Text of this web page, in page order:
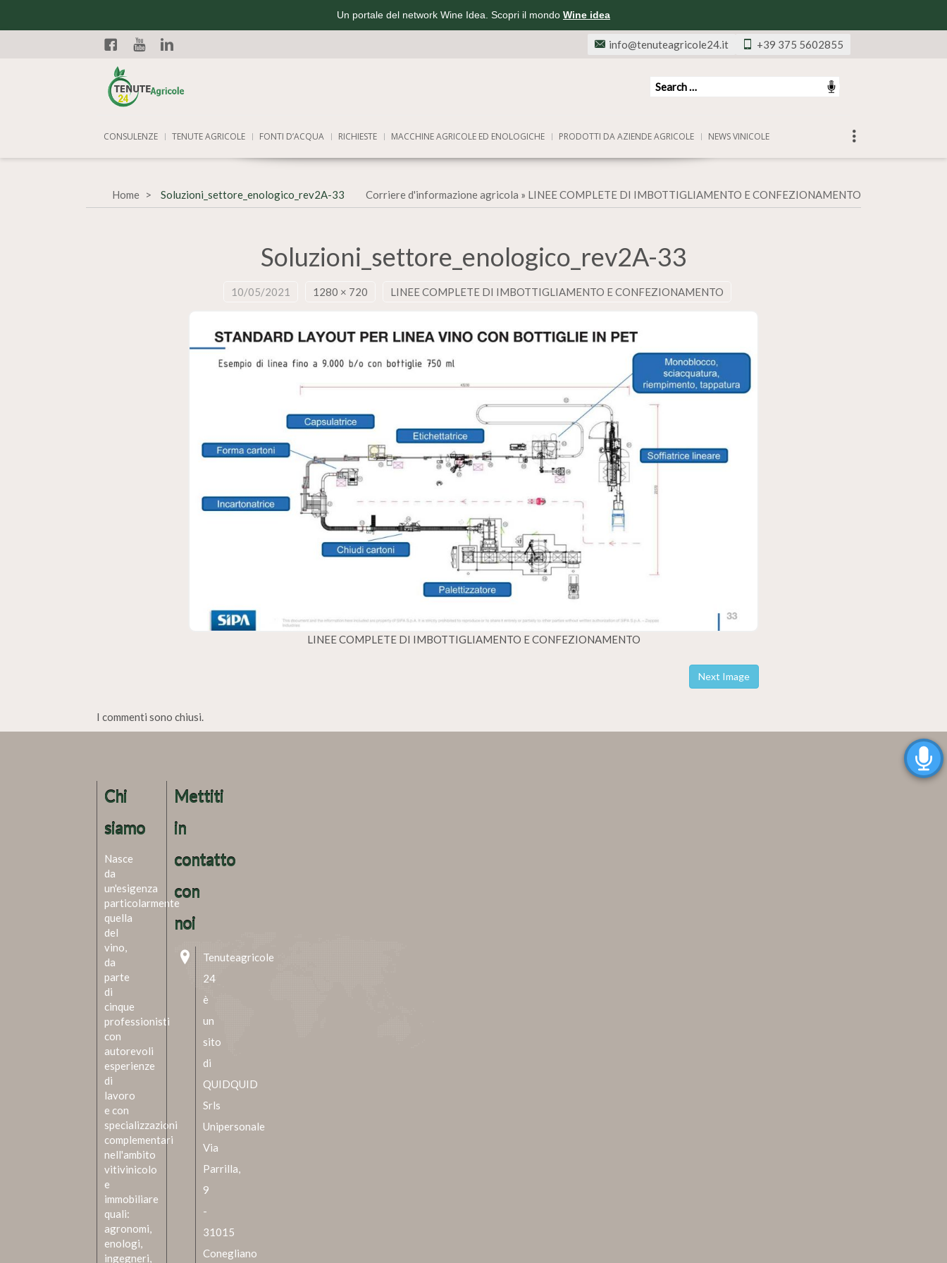
Un portale del network Wine Idea. Scopri il mondo Wine idea
Facebook
+39 375 5602855
info@tenuteagricole24.it
CONSULENZE TENUTE AGRICOLE FONTI D’ACQUA RICHIESTE MACCHINE AGRICOLE ED ENOLOGICHE PRODOTTI DA AZIENDE AGRICOLE NEWS VINICOLE
Home Corriere d'informazione agricola » LINEE COMPLETE DI IMBOTTIGLIAMENTO E CONFEZIONAMENTO
Soluzioni_settore_enologico_rev2A-33
Soluzioni_settore_enologico_rev2A-33
10/05/2021 1280 × 720 LINEE COMPLETE DI IMBOTTIGLIAMENTO E CONFEZIONAMENTO
LINEE COMPLETE DI IMBOTTIGLIAMENTO E CONFEZIONAMENTO
Next Image
I commenti sono chiusi.
Chi
siamo
Nasce
da
un'esigenza
particolarmente
quella
del
vino,
da
parte
di
cinque
professionisti
con
autorevoli
esperienze
di
lavoro
e con
specializzazioni
complementari
nell'ambito
vitivinicolo
e
immobiliare
quali:
agronomi,
enologi,
ingegneri,
Mettiti
in
contatto
con
noi
Tenuteagricole
24
è
un
sito
di
QUIDQUID
Srls
Unipersonale
Via
Parrilla,
9
-
31015
Conegliano